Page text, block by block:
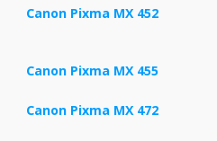
Canon Pixma MX 452
Canon Pixma MX 455
Canon Pixma MX 472